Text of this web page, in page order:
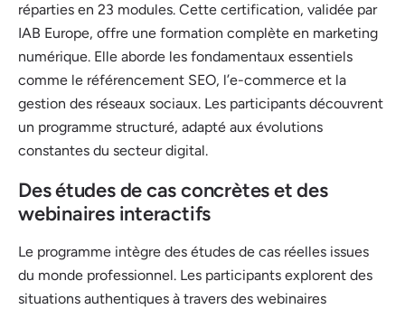
réparties en 23 modules. Cette certification, validée par
IAB Europe, offre une formation complète en marketing
numérique. Elle aborde les fondamentaux essentiels
comme le référencement SEO, l’e-commerce et la
gestion des réseaux sociaux. Les participants découvrent
un programme structuré, adapté aux évolutions
constantes du secteur digital.
Des études de cas concrètes et des
webinaires interactifs
Le programme intègre des études de cas réelles issues
du monde professionnel. Les participants explorent des
situations authentiques à travers des webinaires